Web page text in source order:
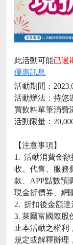
此活動可能已過
優惠訊息
活動期間：
活動辦法：持悠
買飲料單筆消費
活動限量：
【注意事項】
1. 活動消費金
收、代售、服務
款、APP點數預
現金折價券、網
2. 折扣後金額達
3. 萊爾富國際股
止本活動之權利
規定或解釋辦理